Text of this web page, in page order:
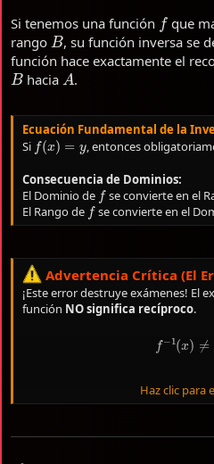
Si tenemos una función que
rango B, su función inversa se
función hace exactamente el
BhaciaA.
Ecuación Fundamental de la
Si f(x)=y , entonces
Consecuencia de Dominios:
El Dominio def se convierte en el
El Rango def se convierte en el
Advertencia Crítica (El
¡Este error destruye exámenes! El
función NO significa recíproco.
es la función inversa
[f(x)]−1
sistema!
Haz clic para